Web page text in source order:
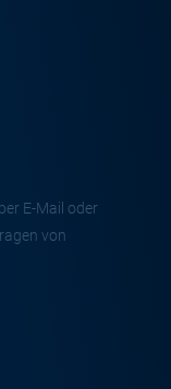
E-Mail oder
von